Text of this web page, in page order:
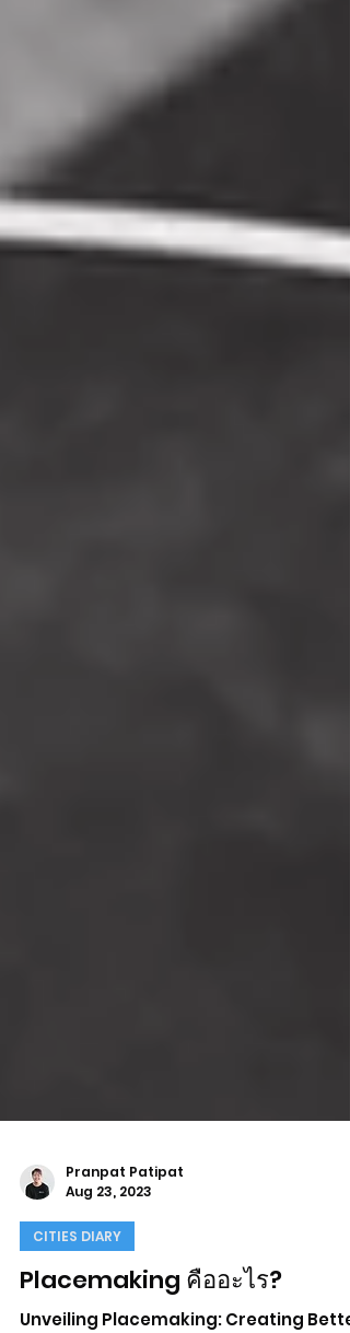
Pranpat Patipat
Aug 23, 2023
CITIES DIARY